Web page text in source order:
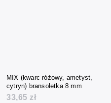
MIX (kwarc różowy, ametyst,
cytryn) bransoletka 8 mm
33,65 zł